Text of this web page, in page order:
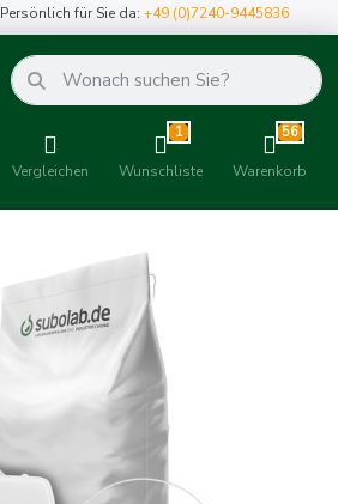
Persönlich für Sie da:+49 (0)7240-9445836
Vergleichen
1
Wunschliste
56
Warenkorb